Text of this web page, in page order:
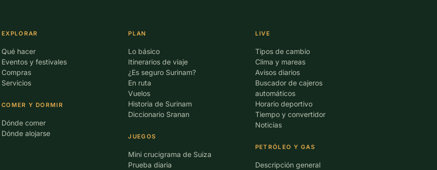
EXPLORAR
Qué hacer
Eventos y festivales
Compras
Servicios
COMER Y DORMIR
Dónde comer
Dónde alojarse
PLAN
Lo básico
Itinerarios de viaje
¿Es seguro Surinam?
En ruta
Vuelos
Historia de Surinam
Diccionario Sranan
JUEGOS
Mini crucigrama de Suiza
Prueba diaria
LIVE
Tipos de cambio
Clima y mareas
Avisos diarios
Buscador de cajeros
automáticos
Horario deportivo
Tiempo y convertidor
Noticias
PETRÓLEO Y GAS
Descripción general